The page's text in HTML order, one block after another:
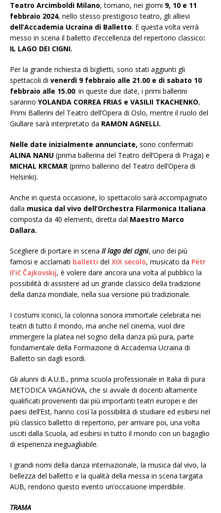
Teatro Arcimboldi Milano, tornano, nei giorni 9, 10 e 11
febbraio 2024, nello stesso prestigioso teatro, gli allievi
dell’Accademia Ucraina di Balletto. E questa volta verrà
messo in scena il balletto d’eccellenza del repertorio classico:
IL LAGO DEI CIGNI.
Per la grande richiesta di biglietti, sono stati aggiunti gli
spettacoli di venerdì 9 febbraio alle 21.00 e di sabato 10
febbraio alle 15.00: in queste due date, i primi ballerini
saranno YOLANDA CORREA FRIAS e VASILII TKACHENKO,
Primi Ballerini del Teatro dell’Opera di Oslo, mentre il ruolo del
Giullare sarà interpretato da RAMON AGNELLI.
Nelle date inizialmente annunciate, sono confermati
ALINA NANU (prima ballerina del Teatro dell’Opera di Praga) e
MICHAL KRCMAR (primo ballerino del Teatro dell’Opera di
Helsinki).
Anche in questa occasione, lo spettacolo sarà accompagnato
dalla musica dal vivo dell’Orchestra Filarmonica Italiana
composta da 40 elementi, diretta dal Maestro Marco
Dallara.
Scegliere di portare in scena Il lago dei cigni, uno dei più
famosi e acclamati balletti del XIX secolo, musicato da Pëtr
Il’ič Čajkovskij, è volere dare ancora una volta al pubblico la
possibilità di assistere ad un grande classico della tradizione
della danza mondiale, nella sua versione più tradizionale.
I costumi iconici, la colonna sonora immortale celebrata nei
teatri di tutto il mondo, ma anche nel cinema, vuol dire
immergere la platea nel sogno della danza più pura, parte
fondamentale della Formazione di Accademia Ucraina di
Balletto sin dagli esordi.
Gli alunni di A.U.B., prima scuola professionale in Italia di pura
METODICA VAGANOVA, che si avvale di docenti altamente
qualificati provenienti dai più importanti teatri europei e dei
paesi dell’Est, hanno così la possibilità di studiare ed esibirsi nel
più classico balletto di repertorio, per arrivare poi, una volta
usciti dalla Scuola, ad esibirsi in tutto il mondo con un bagaglio
di esperienza ineguagliabile.
I grandi nomi della danza internazionale, la musica dal vivo, la
bellezza del balletto e la qualità della messa in scena targata
AUB, rendono questo evento un’occasione imperdibile.
TRAMA